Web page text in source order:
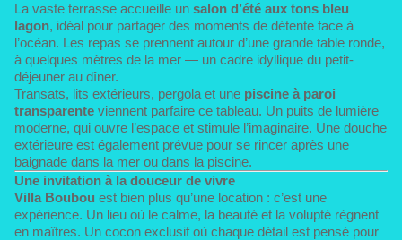
La vaste terrasse accueille un salon d’été aux tons bleu
lagon, idéal pour partager des moments de détente face à
l’océan. Les repas se prennent autour d’une grande table ronde,
à quelques mètres de la mer — un cadre idyllique du petit-
déjeuner au dîner.
Transats, lits extérieurs, pergola et une piscine à paroi
transparente viennent parfaire ce tableau. Un puits de lumière
moderne, qui ouvre l’espace et stimule l’imaginaire. Une douche
extérieure est également prévue pour se rincer après une
baignade dans la mer ou dans la piscine.
Une invitation à la douceur de vivre
Villa Boubou est bien plus qu’une location : c’est une
expérience. Un lieu où le calme, la beauté et la volupté règnent
en maîtres. Un cocon exclusif où chaque détail est pensé pour